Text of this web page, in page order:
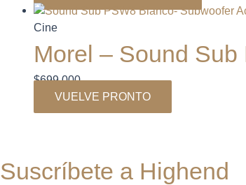
Cine
Morel – Sound
$699.000
VUELVE PRONTO
Suscríbete a Highend